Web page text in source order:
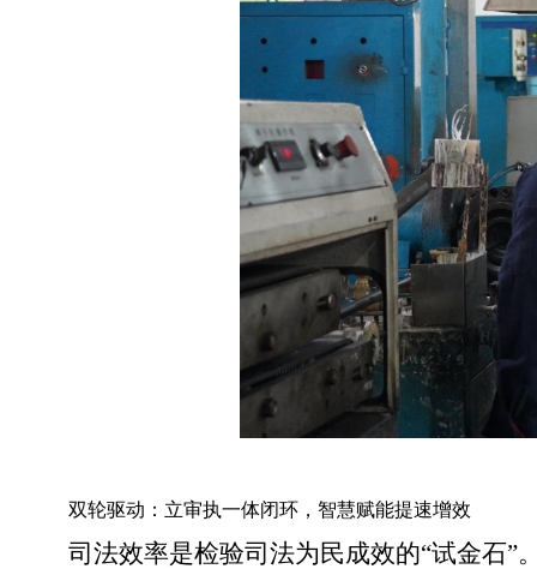
双轮驱动： 立审执一体闭环，智慧赋能提速增效
司法效率是检验司法为民成效的“试金石”